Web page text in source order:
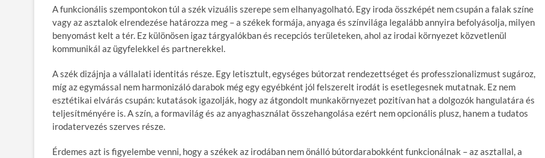
A funkcionális szempontokon túl a szék vizuális szerepe sem elhanyagolható. Egy iroda összképét nem csupán a falak színe
vagy az asztalok elrendezése határozza meg – a székek formája, anyaga és színvilága legalább annyira befolyásolja, milyen
benyomást kelt a tér. Ez különösen igaz tárgyalókban és recepciós területeken, ahol az irodai környezet közvetlenül
kommunikál az ügyfelekkel és partnerekkel.
Aszék dizájnja a vállalati identitás része. Egy letisztult, egységes bútorzat rendezettséget és professzionalizmust sugároz,
míg az egymással nem harmonizáló darabok még egy egyébként jól felszerelt irodát is esetlegesnek mutatnak. Ez nem
esztétikai elvárás csupán: kutatások igazolják, hogy az átgondolt munkakörnyezet pozitívan hat a dolgozók hangulatára és
teljesítményére is. A szín, a formavilág és az anyaghasználat összehangolása ezért nem opcionális plusz, hanem a tudatos
irodatervezés szerves része.
Érdemes azt is figyelembe venni, hogy a székek az irodában nem önálló bútordarabokként funkcionálnak –az asztallal, a